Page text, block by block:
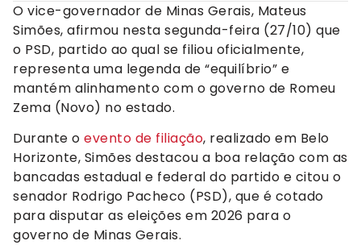
O vice-governador de Minas Gerais, Mateus
Simões, afirmou nesta segunda-feira (27/10) que
o PSD, partido ao qual se filiou oficialmente,
representa uma legenda de “equilíbrio” e
mantém alinhamento com o governo de Romeu
Zema (Novo) no estado.
Durante o evento de filiação, realizado em Belo
Horizonte, Simões destacou a boa relação com as
bancadas estadual e federal do partido e citou o
senador Rodrigo Pacheco (PSD), que é cotado
para disputar as eleições em 2026 para o
governo de Minas Gerais.